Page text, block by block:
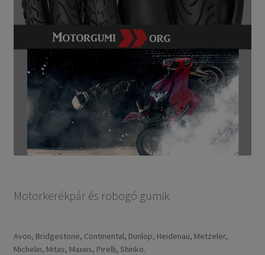
Motorkerékpár és robogó gumik
Avon, Bridgestone, Continental, Dunlop, Heidenau, Metzeler,
Michelin, Mitas, Maxxis, Pirelli, Shinko.